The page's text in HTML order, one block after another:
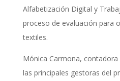
Alfabetización Digital y
proceso de evaluación para
textiles.
Mónica Carmona,
las principales gestoras del